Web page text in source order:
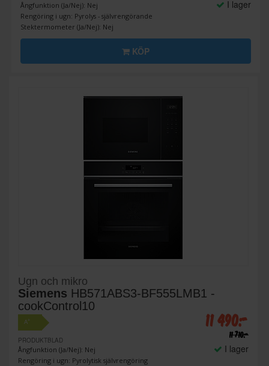
Ångfunktion (Ja/Nej): Nej
Rengöring i ugn: Pyrolys - självrengörande
Stektermometer (Ja/Nej): Nej
I lager
KÖP
Ugn och mikro
Siemens HB571ABS3-BF555LMB1 -
cookControl10
A+
PRODUKTBLAD
Ångfunktion (Ja/Nej): Nej
Rengöring i ugn: Pyrolytisk självrengöring
11 490:-
11 710:-
I lager